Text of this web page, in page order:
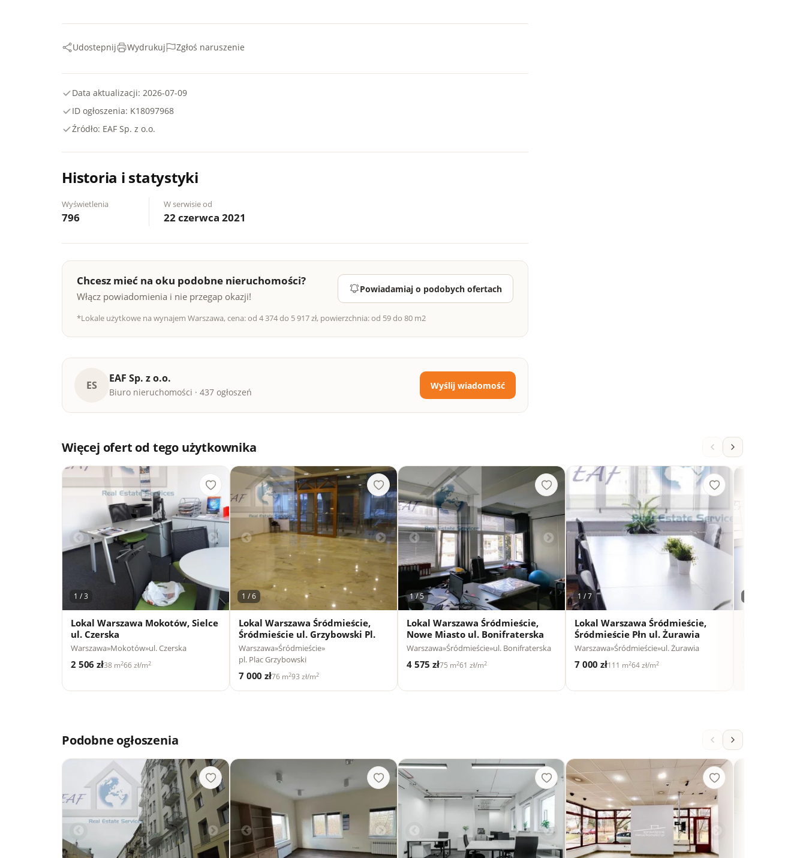
Udostepnij Wydrukuj Zgłoś naruszenie
Data aktualizacji: 2026-07-09
ID ogłoszenia: K18097968
Źródło: EAF Sp. z o.o.
Historia i statystyki
Wyświetlenia
796
W serwisie od
22 czerwca 2021
Chcesz mieć na oku podobne nieruchomości?
Włącz powiadomienia i nie przegap okazji!
Powiadamiaj o podobych ofertach
*Lokale użytkowe na wynajem Warszawa, cena: od 4 374 do 5 917 zł, powierzchnia: od 59 do 80 m2
ES
EAF Sp. z o.o.
Biuro nieruchomości · 437 ogłoszeń
Wyślij wiadomość
Więcej ofert od tego użytkownika
1 / 3
Lokal Warszawa Mokotów, Sielce
ul. Czerska
Warszawa»Mokotów»ul. Czerska
2 506 zł38 m266 zł/m2
1 / 6
Lokal Warszawa Śródmieście,
Śródmieście ul. Grzybowski Pl.
Warszawa»Śródmieście»
pl. Plac Grzybowski
7 000 zł76 m293 zł/m2
1 / 5
Lokal Warszawa Śródmieście,
Nowe Miasto ul. Bonifraterska
Warszawa»Śródmieście»ul. Bonifraterska
4 575 zł75 m261 zł/m2
1 / 7
Lokal Warszawa Śródmieście,
Śródmieście Płn ul. Żurawia
Warszawa»Śródmieście»ul. Żurawia
7 000 zł111 m264 zł/m2
Podobne ogłoszenia